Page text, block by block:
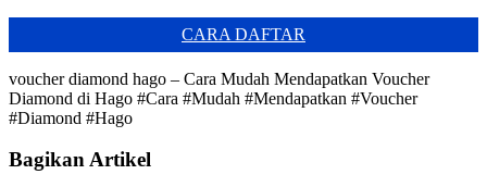
CARA DAFTAR
voucher diamond hago – Cara Mudah Mendapatkan Voucher
Diamond di Hago #Cara #Mudah #Mendapatkan #Voucher
#Diamond #Hago
Bagikan Artikel